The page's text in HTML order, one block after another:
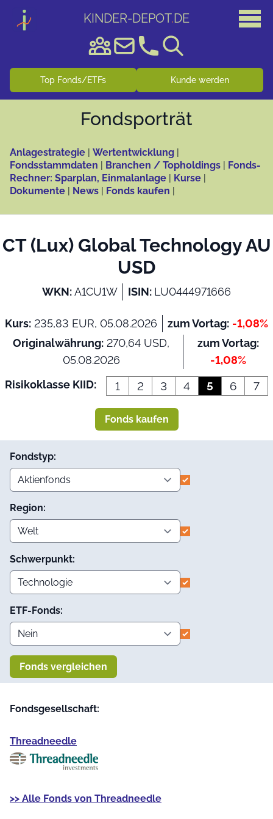
KINDER-DEPOT.DE
Top Fonds/ETFs Kunde werden
Fonds­porträt
Anlagestrategie | Wertentwicklung |
Fondsstammdaten | Branchen / Topholdings | Fonds-
Rechner: Sparplan, Einmalanlage | Kurse |
Dokumente | News | Fonds kaufen |
CT (Lux) Global Technology AU
USD
WKN:A1CU1W ISIN: LU0444971666
Kurs: 235,83 EUR, 05.08.2026 zum Vortag: -1,08%
Originalwährung: 270,64 USD,
05.08.2026
zum Vortag:
-1,08%
Risikoklasse KIID:
1 2 3 4 5 6 7
Fonds kaufen
Fondstyp:
Region:
Schwerpunkt:
ETF-Fonds:
Fonds vergleichen
Fondsgesellschaft:
Threadneedle
>> Alle Fonds von Threadneedle